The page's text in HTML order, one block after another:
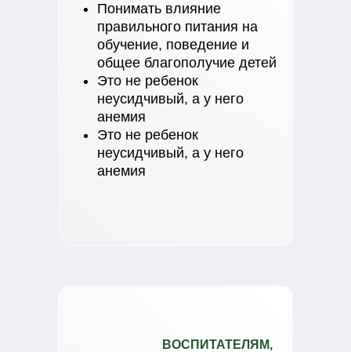
ВОСПИТАТЕЛЯМ,
Понимать влияние
правильного питания на
обучение, поведение и
общее благополучие детей
Это не ребенок
неусидчивый, а у него
анемия
Это не ребенок
неусидчивый, а у него
анемия